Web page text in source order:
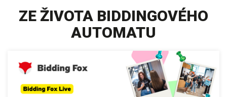
ZE ŽIVOTA BIDDINGOVÉHO
AUTOMATU